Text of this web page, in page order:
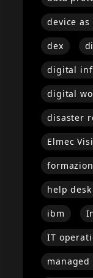
device as
dex
digital
digital
disaster
Elmec
help desk
ibm
IT
managed